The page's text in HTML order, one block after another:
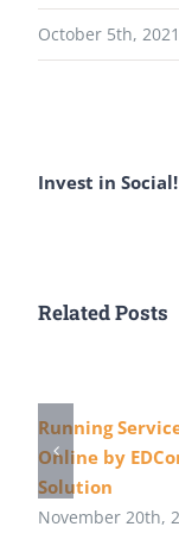
October 5th, 2021
Invest in Social!
Related Posts
Running
Online by
Solution
November 20th,